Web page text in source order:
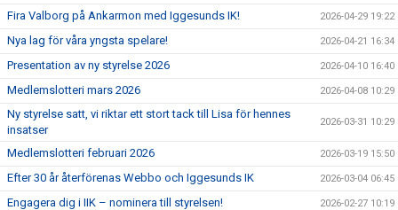
Fira Valborg på Ankarmon med Iggesunds IK! 2026-04-29 19:22
Nya lag för våra yngsta spelare! 2026-04-21 16:34
Presentation av ny styrelse 2026 2026-04-10 16:40
Medlemslotteri mars 2026 2026-04-08 10:29
Ny styrelse satt, vi riktar ett stort tack till Lisa för hennes
insatser
2026-03-31 10:29
Medlemslotteri februari 2026 2026-03-19 15:50
Efter 30 år återförenas Webbo och Iggesunds IK 2026-03-04 06:45
Engagera dig i IIK – nominera till styrelsen! 2026-02-27 10:19